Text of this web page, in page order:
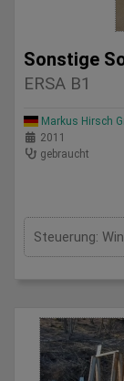
Sonstige
ERSA B1
Markus Hirsch
2011
gebraucht
Steuerung: